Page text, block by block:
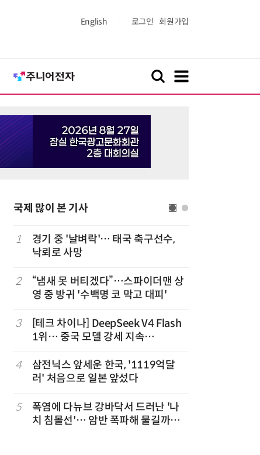
English 로그인 회원가입
국제 많이 본 기사
1
경기 중 '날벼락'… 태국 축구선수,
낙뢰로 사망
2
“냄새 못 버티겠다”…스파이더맨 상
영 중 방귀 '수백명 코 막고 대피'
3
[테크 차이나] DeepSeek V4 Flash
1위… 중국 모델 강세 지속
순위)
4
삼전닉스 앞세운 한국, '1119억달
러' 처음으로 일본 앞섰다
5
폭염에 다뉴브 강바닥서 드러난 '나
치 침몰선'… 암반 폭파해 물길까지